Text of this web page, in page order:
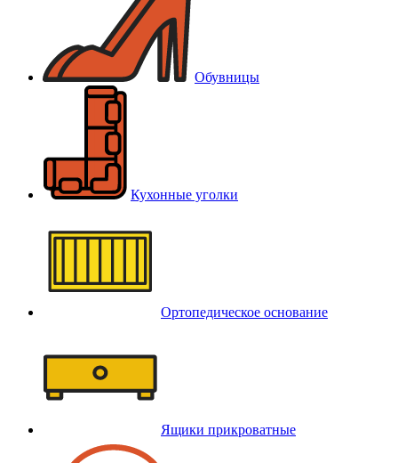
Обувницы
Кухонные уголки
Ортопедическое основание
Ящики прикроватные